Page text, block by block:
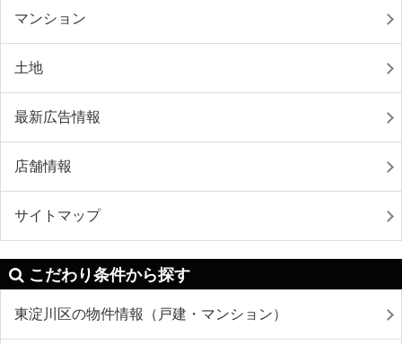
マンション
土地
最新広告情報
店舗情報
サイトマップ
こだわり条件から探す
東淀川区の物件情報（戸建・マンション）